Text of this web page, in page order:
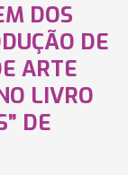
DOS
DE
ARTE
LIVRO
DE